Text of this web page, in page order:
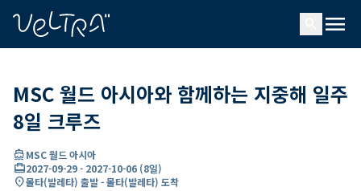
menu
MSC 월드 아시아와 함께하는 지중해 일주
8일 크루즈
directions_boatMSC 월드 아시아
card_travel2027-09-29- 2027-10-06 (8일)
location_on몰타(발레타) 출발 - 몰타(발레타) 도착